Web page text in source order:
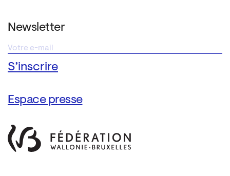
Newsletter
Espace presse